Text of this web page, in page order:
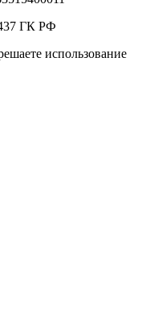
ГК РФ
использование